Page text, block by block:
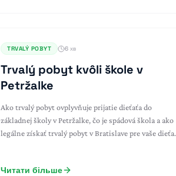
TRVALÝ POBYT 6 хв
Trvalý pobyt kvôli škole v
Petržalke
Ako trvalý pobyt ovplyvňuje prijatie dieťaťa do
základnej školy v Petržalke, čo je spádová škola a ako
legálne získať trvalý pobyt v Bratislave pre vaše dieťa.
Читати більше